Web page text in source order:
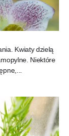
Kwiaty dzielą
Niektóre